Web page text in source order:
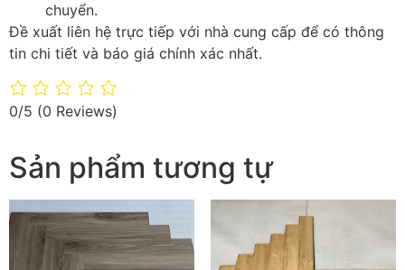
chuyển.
Đề xuất liên hệ trực tiếp với nhà cung cấp để có thông
tin chi tiết và báo giá chính xác nhất.
0/5 (0 Reviews)
Sản phẩm tương tự